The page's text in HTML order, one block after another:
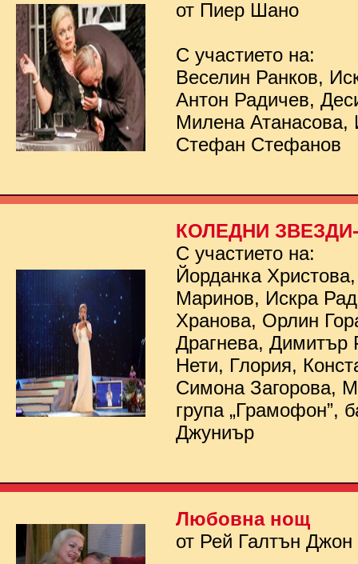
от Пиер Шано
С участието на:
Веселин Ранков,
Антон Радичев,
Милена Атанасова,
Стефан Стефанов
КОЛЕДНИ ЗВЕЗДИ-
С участието на:
Йорданка
Маринов, Искра
Хранова, Орлин
Драгнева, Димитър
Нети, Глория,
Симона Загорова,
група „Грамофон”,
Джуниър
Любовна нощ
от Рей Галтън Джон